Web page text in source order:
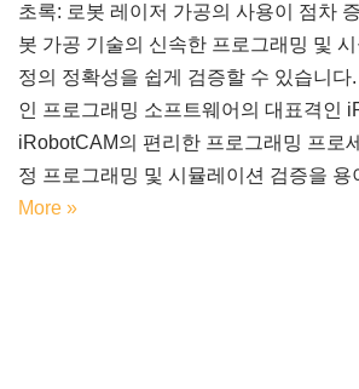
초록: 로봇 레이저 가공의 사용이 점차
봇 가공 기술의 신속한 프로그래밍 및
정의 정확성을 쉽게 검증할 수 있습니다
인 프로그래밍 소프트웨어의 대표격인
iRobotCAM의 편리한 프로그래밍 프로
정 프로그래밍 및 시뮬레이션 검증을
More »